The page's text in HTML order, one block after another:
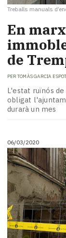
Treballs manuals
En
de
PER TOMÀS GARCIA ESPOT
L'estat ruïnós
obligat
durarà un mes
06/03/2020